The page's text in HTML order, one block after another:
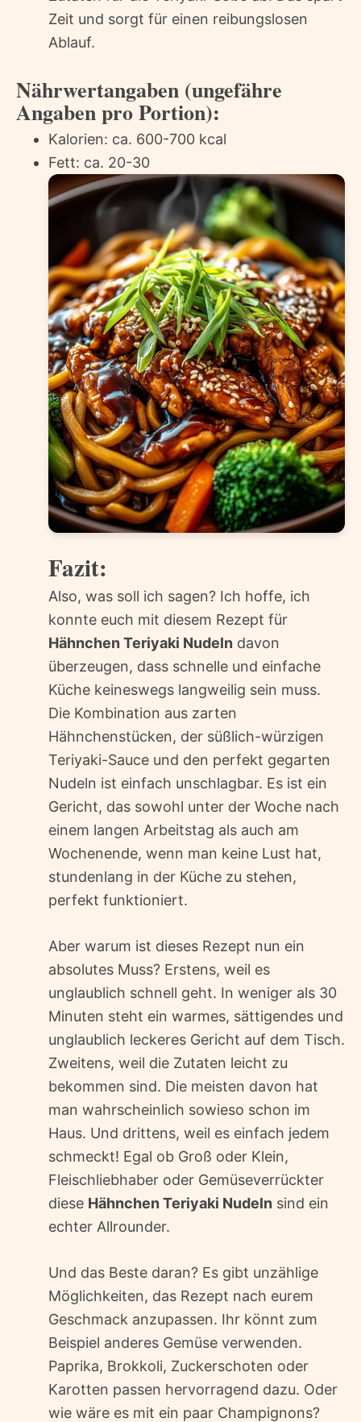
Zeit und sorgt für einen reibungslosen
Ablauf.
Nährwertangaben (ungefähre
Angaben pro Portion):
Kalorien: ca. 600-700 kcal
Fett: ca. 20-30
Fazit:
Also, was soll ich sagen? Ich hoffe, ich
konnte euch mit diesem Rezept für
Hähnchen Teriyaki Nudeln davon
überzeugen, dass schnelle und einfache
Küche keineswegs langweilig sein muss.
Die Kombination aus zarten
Hähnchenstücken, der süßlich-würzigen
Teriyaki-Sauce und den perfekt gegarten
Nudeln ist einfach unschlagbar. Es ist ein
Gericht, das sowohl unter der Woche nach
einem langen Arbeitstag als auch am
Wochenende, wenn man keine Lust hat,
stundenlang in der Küche zu stehen,
perfekt funktioniert.
Aber warum ist dieses Rezept nun ein
absolutes Muss? Erstens, weil es
unglaublich schnell geht. In weniger als 30
Minuten steht ein warmes, sättigendes und
unglaublich leckeres Gericht auf dem Tisch.
Zweitens, weil die Zutaten leicht zu
bekommen sind. Die meisten davon hat
man wahrscheinlich sowieso schon im
Haus. Und drittens, weil es einfach jedem
schmeckt! Egal ob Groß oder Klein,
Fleischliebhaber oder Gemüseverrückter 
diese Hähnchen Teriyaki Nudeln sind ein
echter Allrounder.
Und das Beste daran? Es gibt unzählige
Möglichkeiten, das Rezept nach eurem
Geschmack anzupassen. Ihr könnt zum
Beispiel anderes Gemüse verwenden.
Paprika, Brokkoli, Zuckerschoten oder
Karotten passen hervorragend dazu. Oder
wie wäre es mit ein paar Champignons?